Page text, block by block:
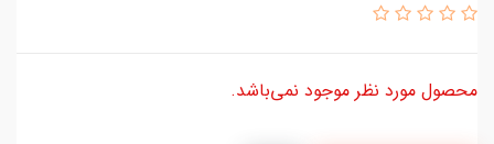
محصول مورد نظر موجود نمی‌باشد.